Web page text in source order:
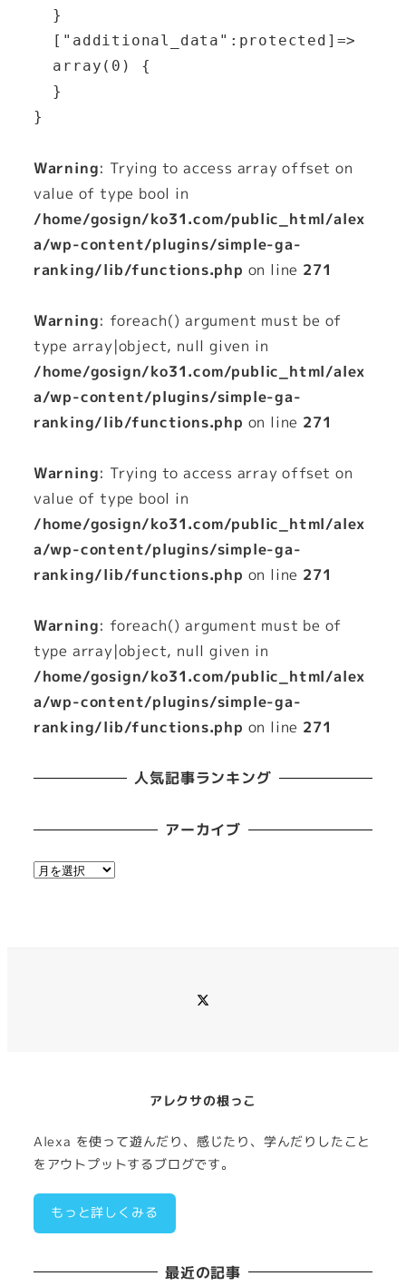
  }
  ["additional_data":protected]=>
  array(0) {
  }
Warning: Trying to access array offset on
value of type bool in
/home/gosign/ko31.com/public_html/alex
a/wp-content/plugins/simple-ga-
ranking/lib/functions.php on line 271
Warning: foreach() argument must be of
type array|object, null given in
/home/gosign/ko31.com/public_html/alex
a/wp-content/plugins/simple-ga-
ranking/lib/functions.php on line 271
Warning: Trying to access array offset on
value of type bool in
/home/gosign/ko31.com/public_html/alex
a/wp-content/plugins/simple-ga-
ranking/lib/functions.php on line 271
Warning: foreach() argument must be of
type array|object, null given in
/home/gosign/ko31.com/public_html/alex
a/wp-content/plugins/simple-ga-
ranking/lib/functions.php on line 271
人気記事ランキング
アーカイブ
ア
アレクサの根っこ
Alexa を使って遊んだり、感じたり、学んだりしたこと
をアウトプットするブログです。
もっと詳しくみる
最近の記事